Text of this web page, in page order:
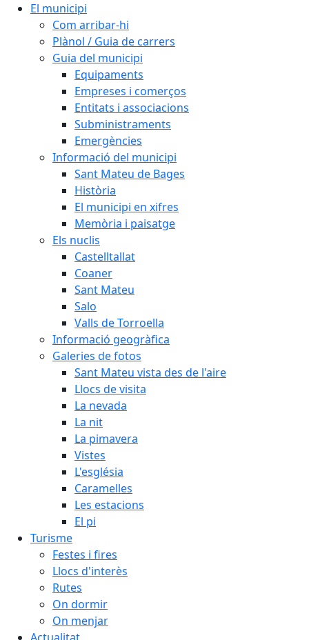
El municipi
Com arribar-hi
Plànol / Guia de carrers
Guia del municipi
Equipaments
Empreses i comerços
Entitats i associacions
Subministraments
Emergències
Informació del municipi
Sant Mateu de Bages
Història
El municipi en xifres
Memòria i paisatge
Els nuclis
Castelltallat
Coaner
Sant Mateu
Salo
Valls de Torroella
Informació geogràfica
Galeries de fotos
Sant Mateu vista des de l'aire
Llocs de visita
La nevada
La nit
La pimavera
Vistes
L'església
Caramelles
Les estacions
El pi
Turisme
Festes i fires
Llocs d'interès
Rutes
On dormir
On menjar